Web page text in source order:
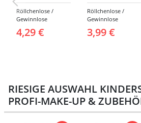
Röllchenlose /
Gewinnlose
Tombola, Treffer,
bunt - Nummern 1-
4,29 €
Röllchenlose /
Gewinnlose
Tombola, Treffer,
weiß - Verschiedene
3,99 €
RIESIGE AUSWAHL
PROFI-MAKE-UP &